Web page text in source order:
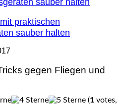
praktischen
sauber halten
gegen Fliegen und
(1 votes,